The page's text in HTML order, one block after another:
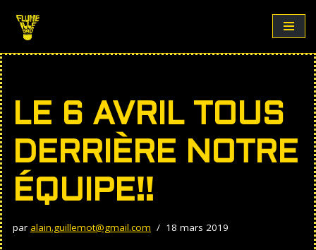
Aller
au
LE 6 AVRIL TOUS
DERRIÈRE NOTRE
ÉQUIPE!!
par alain.guillemot@gmail.com 18 mars 2019